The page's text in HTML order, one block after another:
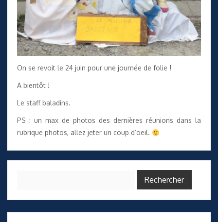
On se revoit le 24 juin pour une journée de folie !
A bientôt !
Le staff baladins.
PS : un max de photos des dernières réunions dans la
rubrique photos, allez jeter un coup d’oeil.